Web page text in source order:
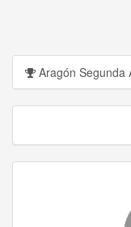
Aragón Segunda